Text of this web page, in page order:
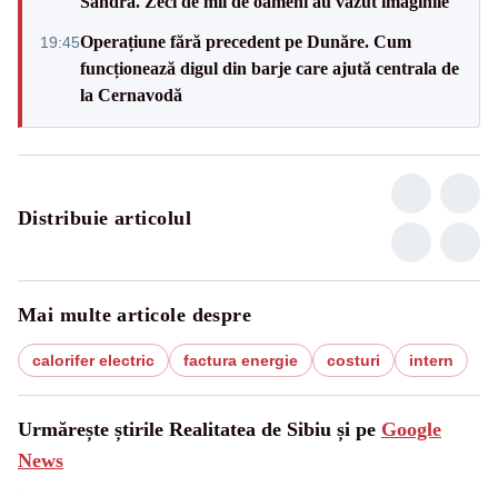
19:45Operațiune fără precedent pe Dunăre. Cum
funcționează digul din barje care ajută centrala de
la Cernavodă
Distribuie articolul
Mai multe articole despre
calorifer electric factura energie costuri intern
Urmărește știrile Realitatea de Sibiu și pe Google
News